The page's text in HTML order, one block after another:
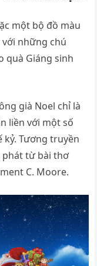
một bộ đồ màu
những chú
quà Giáng sinh
già Noel chỉ là
liền với một số
kỷ. Tương truyền
phát từ bài thơ
C. Moore.